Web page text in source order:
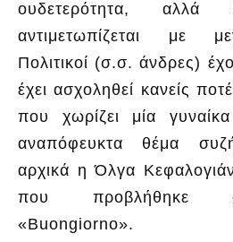
ουδετερότητα,
αντιμετωπίζεται με
Πολιτικοί (σ.σ. άνδρες)
έχει ασχοληθεί κανείς
που χωρίζει μία γυναίκα
αναπόφευκτα θέμα
αρχικά η Όλγα
που προβλήθηκε
«Buongiorno».